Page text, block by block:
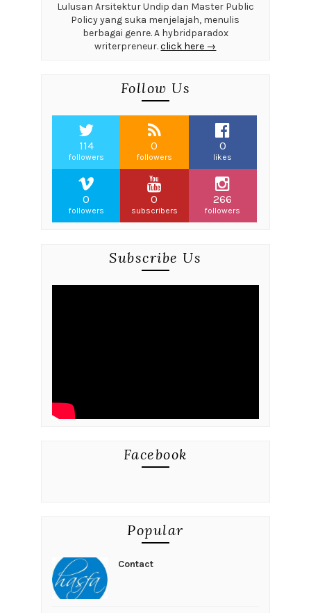
Lulusan Arsitektur Undip dan Master Public
Policy yang suka menjelajah, menulis
berbagai genre. A hybridparadox
writerpreneur.click here →
Follow Us
114
followers
0
followers
0
likes
0
followers
0
subscribers
266
followers
Subscribe Us
Facebook
Popular
Contact